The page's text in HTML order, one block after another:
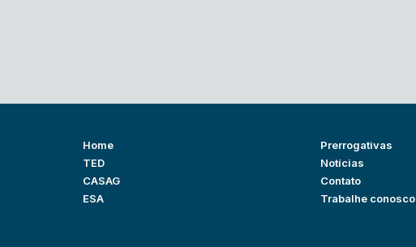
Home
TED
CASAG
ESA
Prerrogativas
Notícias
Contato
Trabalhe conosco